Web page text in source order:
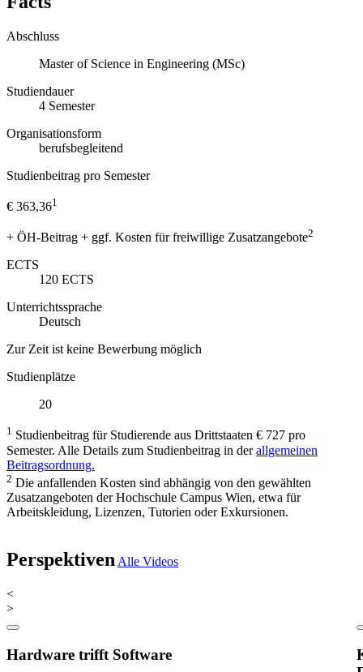
Abschluss
Master of Science in Engineering (MSc)
Studiendauer
4 Semester
Organisationsform
berufsbegleitend
Studienbeitrag pro Semester
€ 363,361
+ ÖH-Beitrag + ggf. Kosten für freiwillige Zusatzangebote2
ECTS
120 ECTS
Unterrichtssprache
Deutsch
Zur Zeit ist keine Bewerbung möglich
Studienplätze
20
1 Studienbeitrag für Studierende aus Drittstaaten € 727 pro
Semester. Alle Details zum Studienbeitrag in derallgemeinen
Beitragsordnung.
2 Die anfallenden Kosten sind abhängig von den gewählten
Zusatzangeboten der Hochschule Campus Wien, etwa für
Arbeitskleidung, Lizenzen, Tutorien oder Exkursionen.
Perspektiven Alle Videos
<
>
Hardware trifft Software